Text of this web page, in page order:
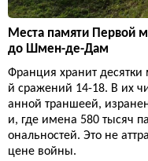
Места памяти Первой
до Шмен-де-Дам
Франция хранит
й сражений 14-18. В их
анной траншеей,
и, где имена 580 тысяч
ональностей. Это не
цене войны.